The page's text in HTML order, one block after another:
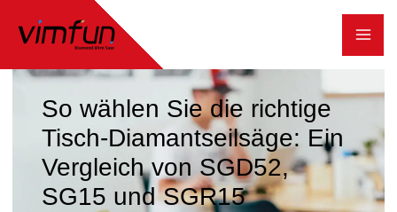
Inhalt
springen
So wählen Sie die richtige
Tisch-Diamantseilsäge: Ein
Vergleich von SGD52,
SG15 und SGR15